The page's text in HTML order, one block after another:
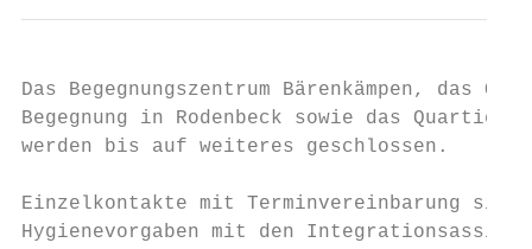
Das Begegnungszentrum Bärenkämpen, das
Begegnung in Rodenbeck sowie das
werden bis auf weiteres geschlossen.
Einzelkontakte mit Terminvereinbarung
Hygienevorgaben mit den